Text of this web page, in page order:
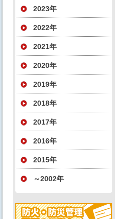
2023年
2022年
2021年
2020年
2019年
2018年
2017年
2016年
2015年
～2002年